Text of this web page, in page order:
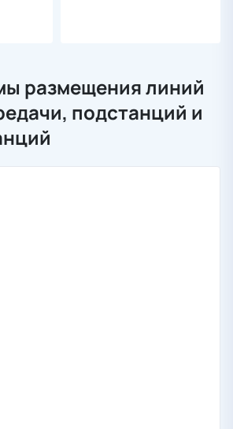
размещения линий
подстанций и